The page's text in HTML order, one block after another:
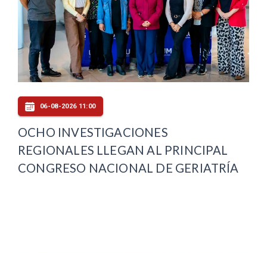
06-08-2026 11:00
OCHO INVESTIGACIONES
REGIONALES LLEGAN AL PRINCIPAL
CONGRESO NACIONAL DE GERIATRÍA